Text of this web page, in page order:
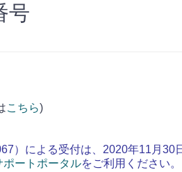
号
こちら)
）による受付は、2020年11月30
ポートポータルをご利用ください。